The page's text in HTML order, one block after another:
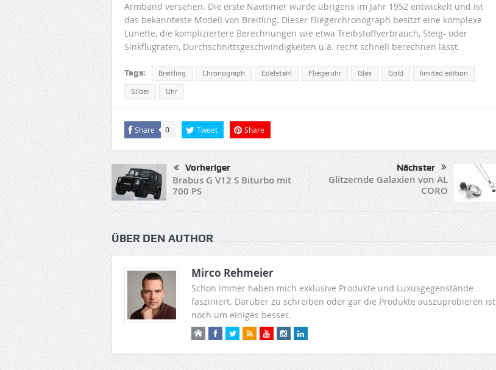
Armband versehen. Die erste Navitimer wurde übrigens im Jahr 1952 entwickelt und ist
das bekannteste Modell von Breitling. Dieser Fliegerchronograph besitzt eine komplexe
Lünette, die kompliziertere Berechnungen wie etwa Treibstoffverbrauch, Steig- oder
Sinkflugraten, Durchschnittsgeschwindigkeiten u.ä. recht schnell berechnen lässt.
Tags: Breitling Chronograph Edelstahl Fliegeruhr Glas Gold limited edition
Silber Uhr
Share 0 Tweet Share
Vorheriger
Brabus G V12 S Biturbo mit
700 PS
Nächster
Glitzernde Galaxien von AL
CORO
ÜBER DEN AUTHOR
Mirco Rehmeier
Schon immer haben mich exklusive Produkte und Luxusgegenstände
fasziniert. Darüber zu schreiben oder gar die Produkte auszuprobieren ist
noch um einiges besser.